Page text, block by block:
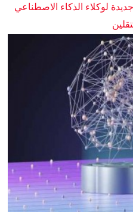
لوكلاء الذكاء الاصطناعي